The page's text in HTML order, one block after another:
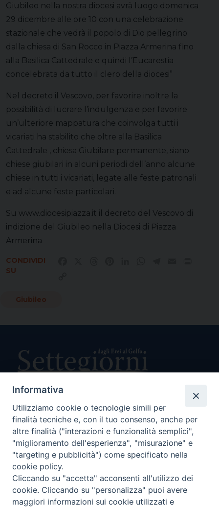
Giubileo nella nostra diocesi avrà luogo domenica
29 dicembre alle ore 10 con una celebrazione
stazionale che vedrà il popolo di Dio pellegrino
dalla chiesa di San Rocco in Piazza Armerina fino
alla Basilica Cattedrale e quindi l’Eucarestia
concelebrata da tutto il clero della diocesi”
Nel decreto il Vescovo, per favorire inoltre la
possibilità di lucrare l’indulgenza e per favorire
un’ulteriore mappatura che coinvolga tutti i
vicariati ha stabilito che oltre alla Basilica
Cattedrale , chiesa Giubilare permanente, siano
chiese giubilari in alcuni periodi dell’anno alcune
chiese in tutti i vicariati, legate alle feste patronali
e ad alcune feste particolari.
Su www.diocesipiazza.it il decreto del Vescovo di
indizione del Giubileo nella Diocesi di Piazza
Armerina
CONDIVIDI
SU
Giubileo
Direttore Responsabile Giuseppe Rabita
Direttore Amministrativo Salvatore Bruno
Editore e Proprietà Opera di Religione della Diocesi di Piazza
Armerina,
Via Cammarata, 21 – Piazza Armerina
P. I. 01121870867
Autorizzazione Tribunale di Enna n. 113 del 24/2/2007
SEGUICI SU:
Informativa
Utilizziamo cookie o tecnologie simili per
finalità tecniche e, con il tuo consenso, anche per
altre finalità ("interazioni e funzionalità semplici",
"miglioramento dell'esperienza", "misurazione" e
"targeting e pubblicità") come specificato nella
cookie policy.
Cliccando su "accetta" acconsenti all'utilizzo dei
cookie. Cliccando su "personalizza" puoi avere
maggiori informazioni sui cookie utilizzati e